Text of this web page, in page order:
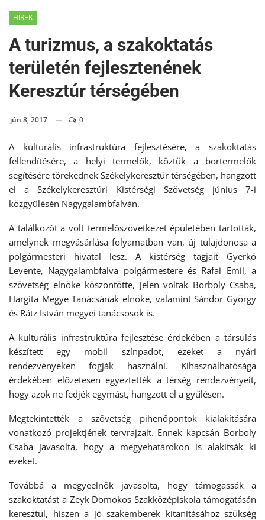
HÍREK
A turizmus, a szakoktatás
területén fejlesztenének
Keresztúr térségében
jún 8, 2017 0
A kulturális infrastruktúra fejlesztésére, a szakoktatás
fellendítésére, a helyi termelők, köztük a bortermelők
segítésére törekednek Székelykeresztúr térségében, hangzott
el a Székelykeresztúri Kistérségi Szövetség június 7-i
közgyűlésén Nagygalambfalván.
A találkozót a volt termelőszövetkezet épületében tartották,
amelynek megvásárlása folyamatban van, új tulajdonosa a
polgármesteri hivatal lesz. A kistérség tagjait Gyerkó
Levente, Nagygalambfalva polgármestere és Rafai Emil, a
szövetség elnöke köszöntötte, jelen voltak Borboly Csaba,
Hargita Megye Tanácsának elnöke, valamint Sándor György
és Rátz István megyei tanácsosok is.
A kulturális infrastruktúra fejlesztése érdekében a társulás
készített egy mobil színpadot, ezeket a nyári
rendezvényeken fogják használni. Kihasználhatósága
érdekében előzetesen egyeztették a térség rendezvényeit,
hogy azok ne fedjék egymást, hangzott el a gyűlésen.
Megtekintették a szövetség pihenőpontok kialakítására
vonatkozó projektjének tervrajzait. Ennek kapcsán Borboly
Csaba javasolta, hogy a megyehatárokon is alakítsák ki
ezeket.
Továbbá a megyeelnök javasolta, hogy támogassák a
szakoktatást a Zeyk Domokos Szakközépiskola támogatásán
keresztül, hiszen a jó szakemberek kitanításához szükség